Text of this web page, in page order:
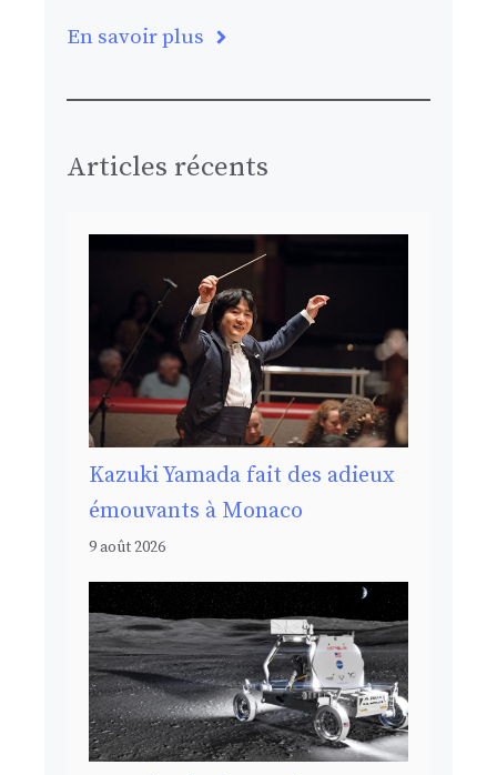
En savoir plus
Articles récents
Kazuki Yamada fait des adieux
émouvants à Monaco
9 août 2026